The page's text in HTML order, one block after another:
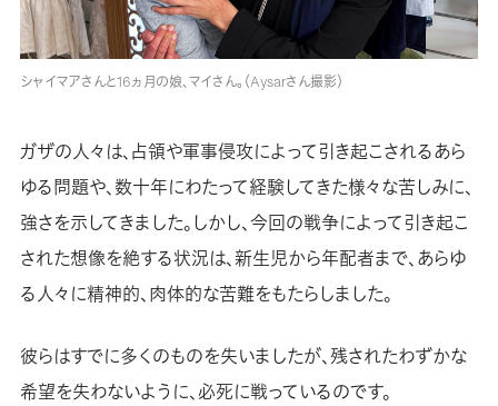
シャイマアさんと16ヵ月の娘、マイさん。（Aysarさん撮影）
ガザの人々は、占領や軍事侵攻によって引き起こされるあら
ゆる問題や、数十年にわたって経験してきた様々な苦しみに、
強さを示してきました。しかし、今回の戦争によって引き起こ
された想像を絶する状況は、新生児から年配者まで、あらゆ
る人々に精神的、肉体的な苦難をもたらしました。
彼らはすでに多くのものを失いましたが、残されたわずかな
希望を失わないように、必死に戦っているのです。